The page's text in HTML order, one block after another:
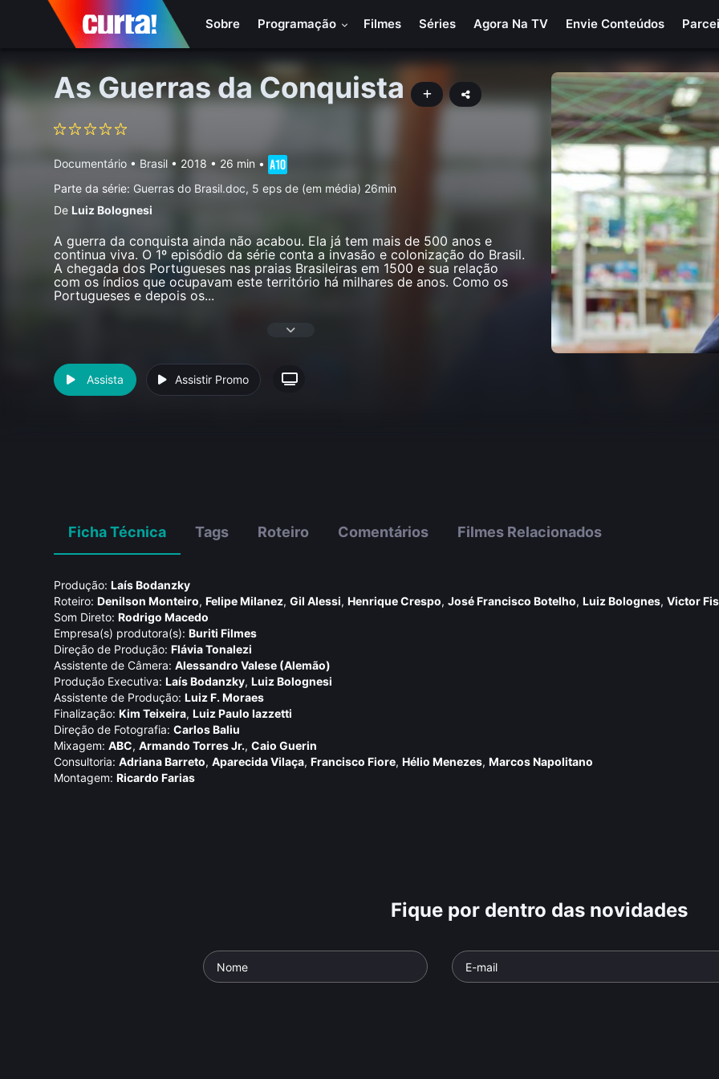
Sobre Programação Filmes Séries Agora Na TV Envie Conteúdos
As Guerras da Conquista
Documentário • Brasil • 2018 • 26 min •
Parte da série: Guerras do Brasil.doc, 5 eps de (em média) 26min
De Luiz Bolognesi
A guerra da conquista ainda não acabou. Ela já tem mais de 500 anos e
continua viva. O 1º episódio da série conta a invasão e colonização do Brasil.
A chegada dos Portugueses nas praias Brasileiras em 1500 e sua relação
com os índios que ocupavam este território há milhares de anos. Como os
Portugueses e depois os...
Assista Assistir Promo
Ficha Técnica Tags Roteiro Comentários Filmes Relacionados
Produção: Laí­s Bodanzky
Roteiro: Denilson Monteiro,Felipe Milanez,Gil Alessi,Henrique Crespo,José Francisco Botelho,Luiz Bolognes,Victor
Som Direto: Rodrigo Macedo
Empresa(s) produtora(s): Buriti Filmes
Direção de Produção: Flávia Tonalezi
Assistente de Câmera: Alessandro Valese (Alemão)
Produção Executiva: Laí­s Bodanzky,Luiz Bolognesi
Assistente de Produção: Luiz F. Moraes
Finalização: Kim Teixeira,Luiz Paulo Iazzetti
Direção de Fotografia: Carlos Baliu
Mixagem: ABC,Armando Torres Jr.,Caio Guerin
Consultoria: Adriana Barreto,Aparecida Vilaça,Francisco Fiore,Hélio Menezes,Marcos Napolitano
Montagem: Ricardo Farias
Identidade e Natureza
Parte da série: Alegorias do
Parte da série: Alegorias do
O Estado Sou Eu
Parte da série: Alegorias do
Parte da
Fique por dentro das novidades